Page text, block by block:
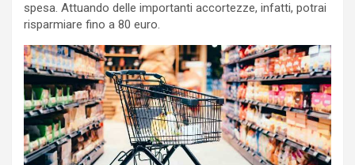
spesa. Attuando delle importanti accortezze, infatti, potrai
risparmiare fino a 80 euro.